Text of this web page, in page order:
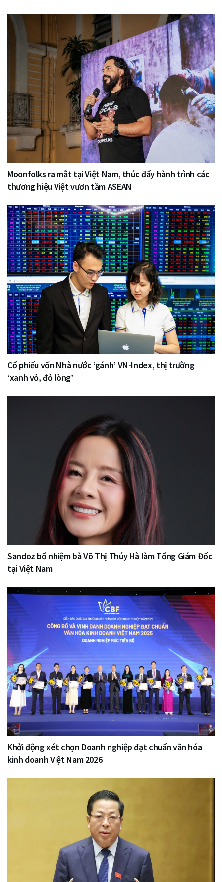
Moonfolks ra mắt tại Việt Nam, thúc đẩy hành trình các
thương hiệu Việt vươn tầm ASEAN
Cổ phiếu vốn Nhà nước ‘gánh’ VN-Index, thị trường
‘xanh vỏ, đỏ lòng’
Sandoz bổ nhiệm bà Võ Thị Thúy Hà làm Tổng Giám Đốc
tại Việt Nam
Khởi động xét chọn Doanh nghiệp đạt chuẩn văn hóa
kinh doanh Việt Nam 2026